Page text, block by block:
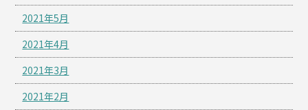
2021年5月
2021年4月
2021年3月
2021年2月